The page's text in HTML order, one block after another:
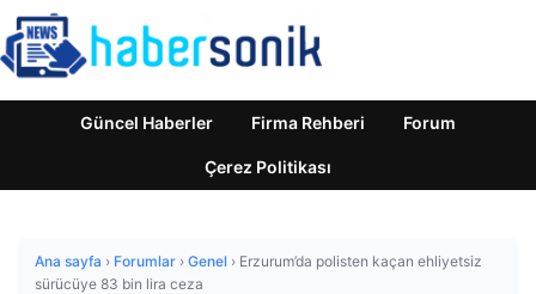
Güncel Haberler Firma Rehberi Forum
Çerez Politikası
Ana sayfa › Forumlar › Genel › Erzurum’da polisten kaçan ehliyetsiz
sürücüye 83 bin lira ceza